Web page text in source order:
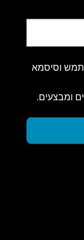
וסיסמא
ומבצעים.